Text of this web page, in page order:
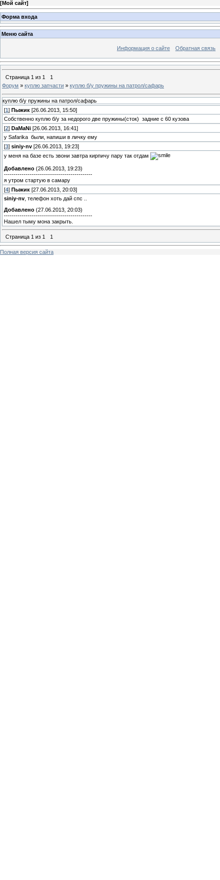
[Мой сайт]
Форма входа
Меню сайта
Информация о сайте Обратная связь
Страница 1 из 1
1
Форум » куплю запчасти » куплю б/у пружины на патрол/сафарь
куплю б/у пружины на патрол/сафарь
[1 ] Пыжик [26.06.2013, 15:50]
Собственно куплю б/у за недорого две пружины(сток) задние с 60 кузова
[2] DaMaNi [26.06.2013, 16:41]
у Safarika были, напиши в личку ему
[3] siniy-nv [26.06.2013, 19:23]
у меня на базе есть звони завтра кирпичу пару так отдам
Добавлено (26.06.2013, 19:23)
---------------------------------------------
я утром стартую в самару
[4] Пыжик [27.06.2013, 20:03]
siniy-nv , телефон хоть дай спс ..
Добавлено (27.06.2013, 20:03)
---------------------------------------------
Нашел тыму мона закрыть.
Страница 1 из 1 1
Полная версия сайта